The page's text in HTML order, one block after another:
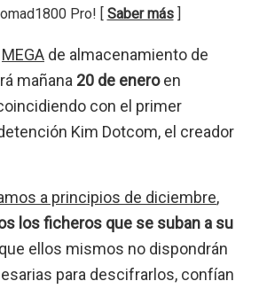
Pro! [ Saber más]
MEGA de almacenamiento de
mañana 20 de eneroen
con el primer
Kim Dotcom, el creador
a principios de diciembre,
los ficheros que se suban a su
ellos mismos no dispondrán
para descifrarlos, confían